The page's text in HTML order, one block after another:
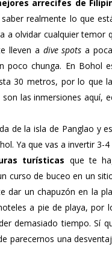
arrecifes de
realmente lo que
a olvidar cualquier temor
lleven a dive spots a
poco chunga. En Bohol
30 metros, por lo que
las inmersiones aquí,
de la isla de Panglao y
Ya que vas a invertir 3-
turísticas que te
curso de buceo en un
dar un chapuzón en la
a pie de playa, por
demasiado tiempo. Sí
parecernos una